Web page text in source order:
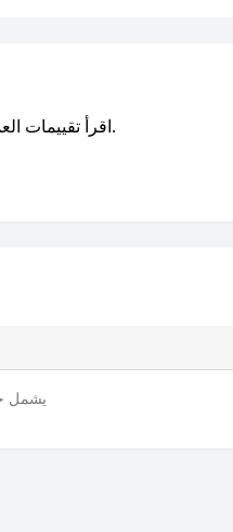
اقرأ تقييمات العملاء الأصلية والتقييمات من المشترين المتحققين. اكتشف ما يعتقده المستخدمون الحقيقيون حول خدمتنا وتعلم من تجاربهم.
يشمل